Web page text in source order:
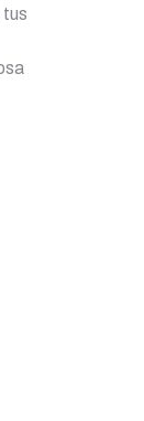
tus